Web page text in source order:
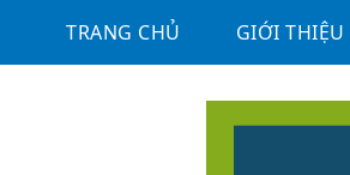
TRANG CHỦ GIỚI THIỆU